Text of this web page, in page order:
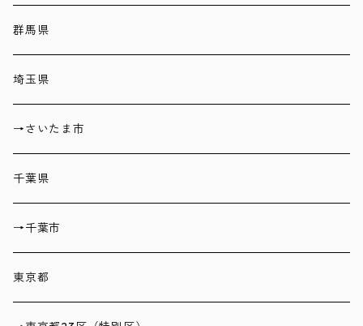
群馬県
埼玉県
→さいたま市
千葉県
→千葉市
東京都